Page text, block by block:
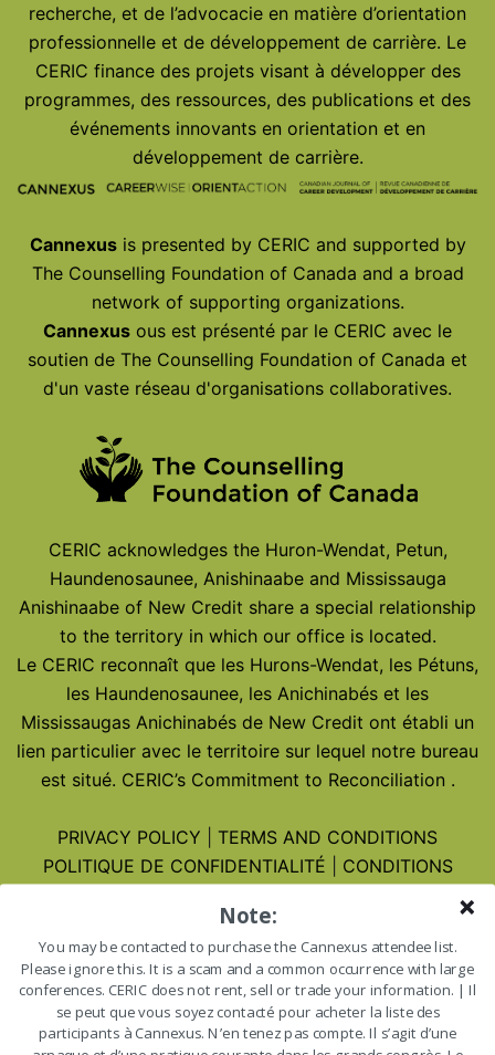
recherche, et de l’advocacie en matière d’orientation
professionnelle et de développement de carrière. Le
CERIC finance des projets visant à développer des
programmes, des ressources, des publications et des
événements innovants en orientation et en
développement de carrière.
Cannexusis presented by CERIC and supported by
The Counselling Foundation of Canada and a broad
network of supporting organizations.
Cannexus ous est présenté par le CERIC avec le
soutien de The Counselling Foundation of Canada et
d'un vaste réseau d'organisations collaboratives.
CERIC acknowledges the Huron-Wendat, Petun,
Haundenosaunee, Anishinaabe and Mississauga
Anishinaabe of New Credit share a special relationship
to the territory in which our office is located.
Le CERIC reconnaît que les Hurons-Wendat, les Pétuns,
les Haundenosaunee, les Anichinabés et les
Mississaugas Anichinabés de New Credit ont établi un
lien particulier avec le territoire sur lequel notre bureau
est situé. CERIC’s Commitment to Reconciliation .
PRIVACY POLICY
TERMS AND CONDITIONS
POLITIQUE DE CONFIDENTIALITÉ
CONDITIONS
Cannexus27 – January 25-27, 2027
Cannexus27 – 25-27 janvier 2027
Note:
You may be contacted to purchase the Cannexus attendee list.
Please ignore this. It is a scam and a common occurrence with large
conferences. CERIC does not rent, sell or trade your information. | Il
se peut que vous soyez contacté pour acheter la liste des
participants à Cannexus. N’en tenez pas compte. Il s’agit d’une